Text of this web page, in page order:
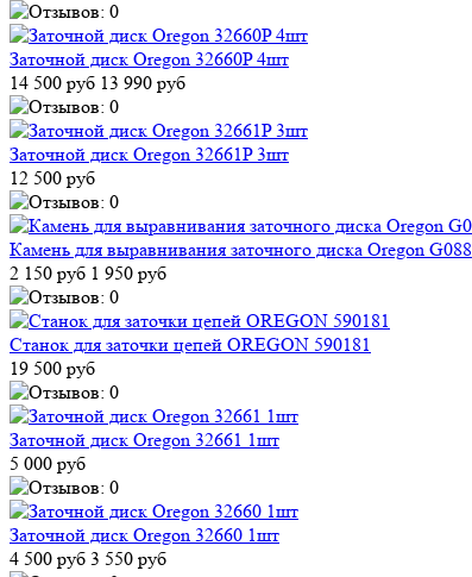
Заточной диск Oregon 32660P 4шт
14 500 руб 13 990 руб
Заточной диск Oregon 32661P 3шт
12 500 руб
Камень для выравнивания заточного диска Oregon G088
2 150 руб 1 950 руб
Станок для заточки цепей OREGON 590181
19 500 руб
Заточной диск Oregon 32661 1шт
5 000 руб
Заточной диск Oregon 32660 1шт
4 500 руб 3 550 руб